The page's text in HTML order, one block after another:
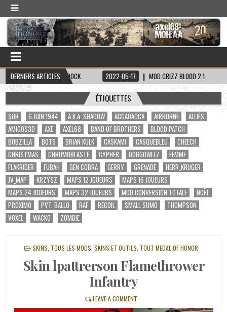
DERNIERS ARTICLES
HADDOCK 2022-05-17 MOD CRIZZ BLOOD 2.1 2022-05-
ÉTIQUETTES
$OR 6 JUIN 1944 A.K.A. SHADOW ACCADACCA AIRBORNE
ALLIÉS
AMIGOS3D
AXE AXEL68 BAND OF BROTHERS
BLOOD PATCH
BOBZILLA
BOTS BRIAN KULK CASKAMI CASQUEBLEU
CHEECH
CHRISTMAS
CHROMOBLASTE CYPHER DOGGOWITZ
FEMME
FLAKRIDER
FUBAH GEN COBRA GERRY GRENADE
HERR_KRUGER
JV_MAP
KRZYSZ MAPS 12 JOUEURS
MAPS 16 JOUEURS
MAPS 24 JOUEURS
MAPS 32 JOUEURS MOD CONVERSION TOTALE
NOËL
PROXIMO
PVT. BALLO RAF RECOIL SMALL SUMO
THOMPSON
VOXEL
WACKO ZOMBIE
POSTED
SKINS TOUS LES MODS, SKINS ET OUTILS TOUT MEDAL OF HONOR
Skin lpattrerson Flamethrower
Infantry
LEAVE A COMMENT